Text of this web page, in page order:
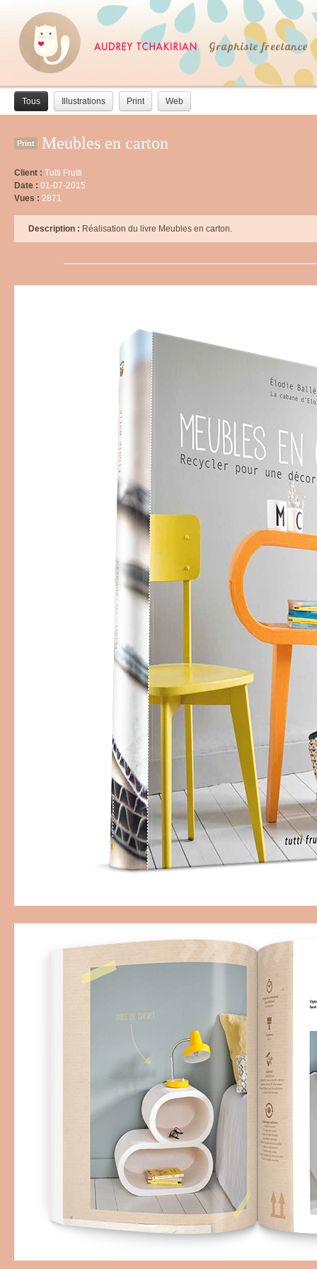
Tous Illustrations Print Web
Print Meubles en carton
Client : Tutti Frutti
Date : 01-07-2015
Vues : 2871
Description : Réalisation du livre Meubles en carton.